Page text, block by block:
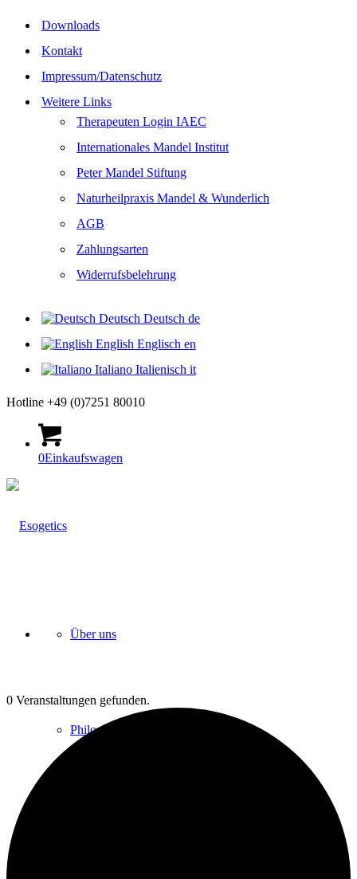
Downloads
Kontakt
Impressum/Datenschutz
Weitere Links
Therapeuten Login IAEC
Internationales Mandel Institut
Peter Mandel Stiftung
Naturheilpraxis Mandel & Wunderlich
AGB
Zahlungsarten
Widerrufsbelehrung
Deutsch Deutsch de
English Englisch en
Italiano Italienisch it
Hotline +49 (0)7251 80010
0Einkaufswagen
Über uns
Philosophie
0 Veranstaltungen gefunden.